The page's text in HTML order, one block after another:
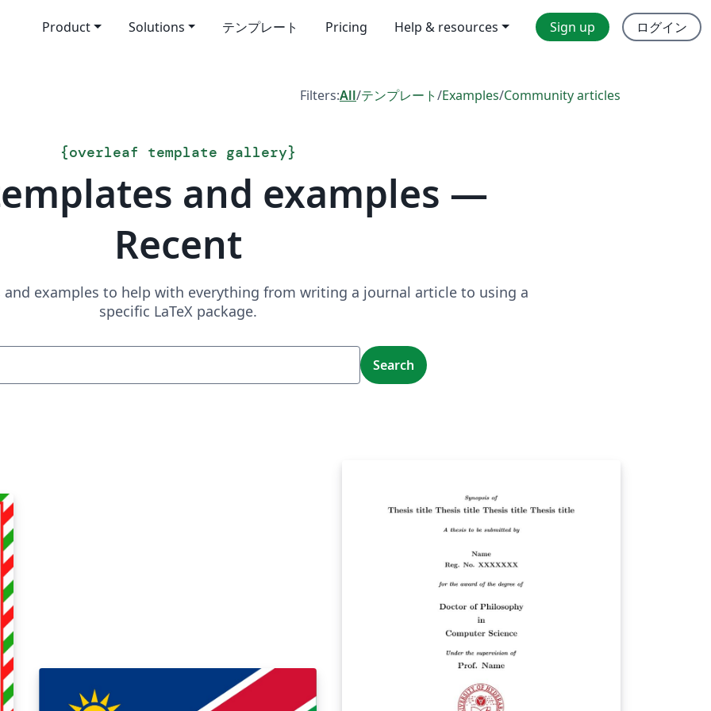
Product Solutions テンプレート Pricing Help & resources Sign up ログイン
Filters:All/テンプレート/Examples/Community articles
{overleaf template gallery}
and examples —
Recent
and examples to help with everything from writing a journal article to using a
specific LaTeX package.
Search